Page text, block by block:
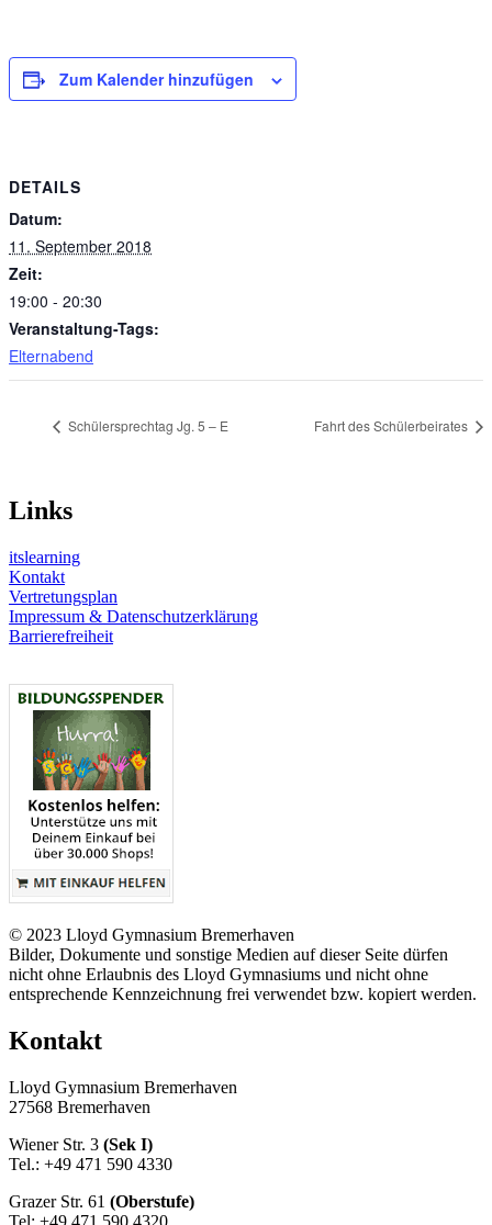
Zum Kalender hinzufügen
DETAILS
Datum:
11. September 2018
Zeit:
19:00 - 20:30
Veranstaltung-Tags:
Elternabend
Schülersprechtag Jg. 5 – E Fahrt des Schülerbeirates
Links
itslearning
Kontakt
Vertretungsplan
Impressum & Datenschutzerklärung
Barrierefreiheit
© 2023 Lloyd Gymnasium Bremerhaven
Bilder, Dokumente und sonstige Medien auf dieser Seite dürfen
nicht ohne Erlaubnis des Lloyd Gymnasiums und nicht ohne
entsprechende Kennzeichnung frei verwendet bzw. kopiert werden.
Kontakt
Lloyd Gymnasium Bremerhaven
27568 Bremerhaven
Wiener Str. 3 (Sek I)
Tel.: +49 471 590 4330
Grazer Str. 61 (Oberstufe)
Tel: +49 471 590 4320